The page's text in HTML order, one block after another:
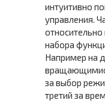
интуитивно
управления.
набора
Например на
за выбор
третий за